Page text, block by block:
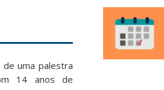
de uma palestra
14 anos de